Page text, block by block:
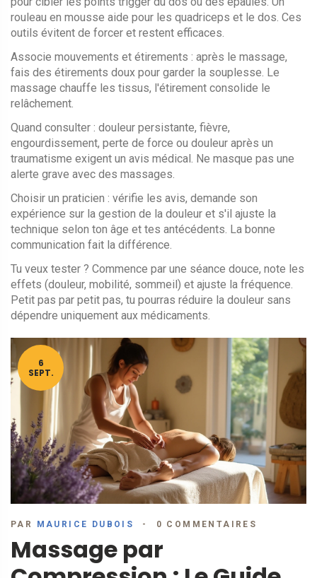
rouleau en mousse aide pour les quadriceps et le dos. Ces
outils évitent de forcer et restent efficaces.
Associe mouvements et étirements : après le massage,
fais des étirements doux pour garder la souplesse. Le
massage chauffe les tissus, l'étirement consolide le
relâchement.
Quand consulter : douleur persistante, fièvre,
engourdissement, perte de force ou douleur après un
traumatisme exigent un avis médical. Ne masque pas une
alerte grave avec des massages.
Choisir un praticien : vérifie les avis, demande son
expérience sur la gestion de la douleur et s'il ajuste la
technique selon ton âge et tes antécédents. La bonne
communication fait la différence.
Tu veux tester ? Commence par une séance douce, note les
effets (douleur, mobilité, sommeil) et ajuste la fréquence.
Petit pas par petit pas, tu pourras réduire la douleur sans
dépendre uniquement aux médicaments.
6
SEPT.
PAR MAURICE DUBOIS 0 COMMENTAIRES
Massage par